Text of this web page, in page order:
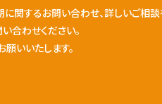
に関するお問い合わせ、詳しいご相
合わせください。
いいたします。